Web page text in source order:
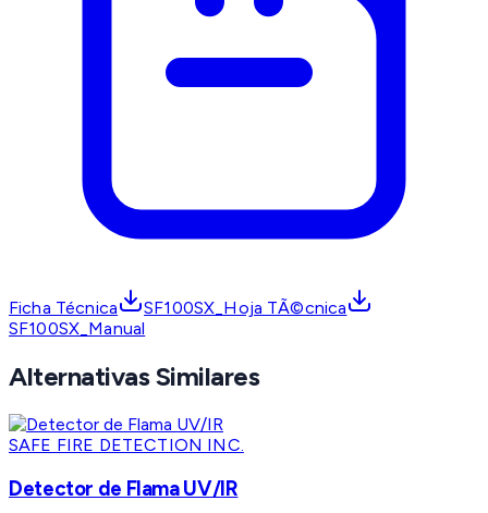
Ficha Técnica
SF100SX_Hoja TÃ©cnica
SF100SX_Manual
Alternativas Similares
SAFE FIRE DETECTION INC.
Detector de Flama UV/IR